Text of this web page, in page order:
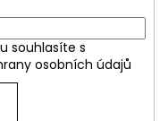
souhlasíte s
osobních údajů